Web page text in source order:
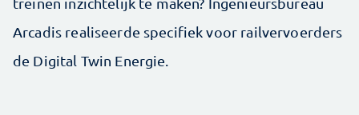
Arcadis realiseerde specifiek voor railvervoerders
de Digital Twin Energie.